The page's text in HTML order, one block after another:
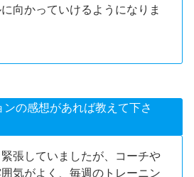
向かっていけるようになりま
ンの感想があれば教えて下さ
張していましたが、コーチや
気がよく、毎週のトレーニン